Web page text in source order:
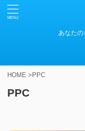
あなたの
HOME > PPC
PPC